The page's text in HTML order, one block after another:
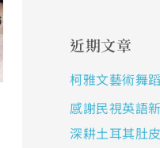
近期文章
柯雅文藝術舞
感謝民視英語
深耕土耳其肚